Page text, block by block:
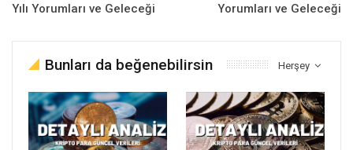
Yılı Yorumları ve Geleceği
Yorumları ve Geleceği
Herşey
Bunları da beğenebilirsin